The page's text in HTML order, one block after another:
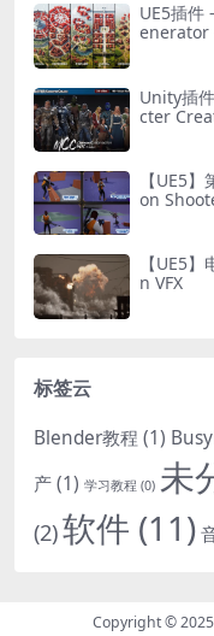
UE5插件
enerator
Unity插
cter
【UE5
on
【UE5
n VFX
标签云
Blender教程 (1)
产(1) 学习教程 (0) 未
(2)软件 (11)
Copyright © 2025